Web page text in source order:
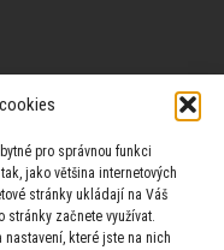
pro správnou funkci
jako většina internetových
stránky ukládají na Váš
začnete využívat.
které jste na nich
autoři.